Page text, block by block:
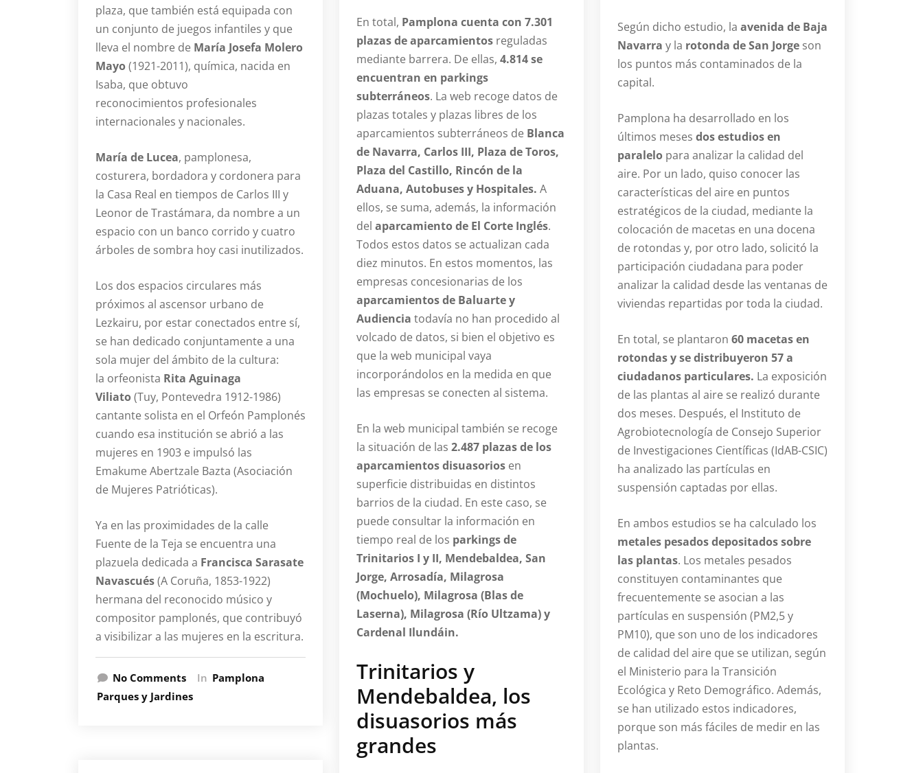
plaza, que también está equipada con
un conjunto de juegos infantiles y que
lleva el nombre de María Josefa Molero
Mayo(1921-2011), química, nacida en
Isaba, que obtuvo
reconocimientos profesionales
internacionales y nacionales.
María de Lucea, pamplonesa,
costurera, bordadora y cordonera para
la Casa Real en tiempos de Carlos III y
Leonor de Trastámara, da nombre a un
espacio con un banco corrido y cuatro
árboles de sombra hoy casi inutilizados.
Los dos espacios circulares más
próximos al ascensor urbano de
Lezkairu, por estar conectados entre sí,
se han dedicado conjuntamente a una
sola mujer del ámbito de la cultura:
la orfeonista Rita Aguinaga
Viliato(Tuy, Pontevedra 1912-1986)
cantante solista en el Orfeón Pamplonés
cuando esa institución se abrió a las
mujeres en 1903 e impulsó las
Emakume Abertzale Bazta (Asociación
de Mujeres Patrióticas).
Ya en las proximidades de la calle
Fuente de la Teja se encuentra una
plazuela dedicada a Francisca Sarasate
Navascués(A Coruña, 1853-1922)
hermana del reconocido músico y
compositor pamplonés, que contribuyó
a visibilizar a las mujeres en la escritura.
No Comments In Pamplona
Parques y Jardines
En total, Pamplona cuenta con 7.301
plazas de aparcamientos reguladas
mediante barrera. De ellas, 4.814 se
encuentran en parkings
subterráneos. La web recoge datos de
plazas totales y plazas libres de los
aparcamientos subterráneos de Blanca
de Navarra, Carlos III, Plaza de Toros,
Plaza del Castillo, Rincón de la
Aduana, Autobuses y Hospitales. A
ellos, se suma, además, la información
del aparcamiento de El Corte Inglés.
Todos estos datos se actualizan cada
diez minutos. En estos momentos, las
empresas concesionarias de los
aparcamientos de Baluarte y
Audiencia todavía no han procedido al
volcado de datos, si bien el objetivo es
que la web municipal vaya
incorporándolos en la medida en que
las empresas se conecten al sistema.
En la web municipal también se recoge
la situación de las 2.487 plazas de los
aparcamientos disuasorios en
superficie distribuidas en distintos
barrios de la ciudad. En este caso, se
puede consultar la información en
tiempo real de los parkings de
Trinitarios I y II, Mendebaldea, San
Jorge, Arrosadía, Milagrosa
(Mochuelo), Milagrosa (Blas de
Laserna), Milagrosa (Río Ultzama) y
Cardenal Ilundáin.
Trinitarios y
Mendebaldea, los
disuasorios más
grandes
Según dicho estudio, la avenida de Baja
Navarra y la rotonda de San Jorge son
los puntos más contaminados de la
capital.
Pamplona ha desarrollado en los
últimos meses dos estudios en
paralelo para analizar la calidad del
aire. Por un lado, quiso conocer las
características del aire en puntos
estratégicos de la ciudad, mediante la
colocación de macetas en una docena
de rotondas y, por otro lado, solicitó la
participación ciudadana para poder
analizar la calidad desde las ventanas de
viviendas repartidas por toda la ciudad.
En total, se plantaron 60 macetas en
rotondas y se distribuyeron 57 a
ciudadanos particulares. La exposición
de las plantas al aire se realizó durante
dos meses. Después, el Instituto de
Agrobiotecnología de Consejo Superior
de Investigaciones Científicas (IdAB-CSIC)
ha analizado las partículas en
suspensión captadas por ellas.
En ambos estudios se ha calculado los
metales pesados depositados sobre
las plantas. Los metales pesados
constituyen contaminantes que
frecuentemente se asocian a las
partículas en suspensión (PM2,5 y
PM10), que son uno de los indicadores
de calidad del aire que se utilizan, según
el Ministerio para la Transición
Ecológica y Reto Demográfico. Además,
se han utilizado estos indicadores,
porque son más fáciles de medir en las
plantas.